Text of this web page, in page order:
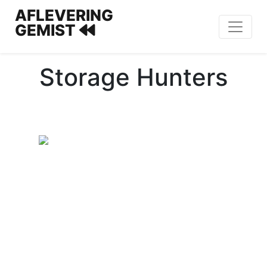
AFLEVERING
GEMIST
Storage Hunters